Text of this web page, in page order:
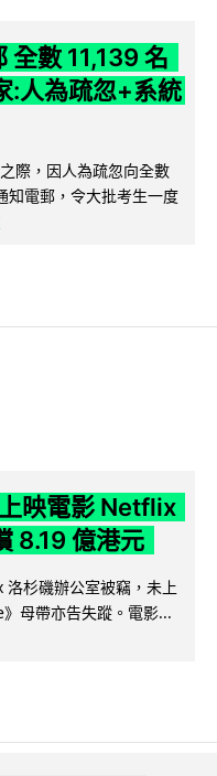
全數 11,139 名
:人為疏忽+系統
際，因人為疏忽向全數
知電郵，令大批考生一度
映電影 Netflix
8.19 億港元
洛杉磯辦公室被竊，未上
母帶亦告失蹤。電影...